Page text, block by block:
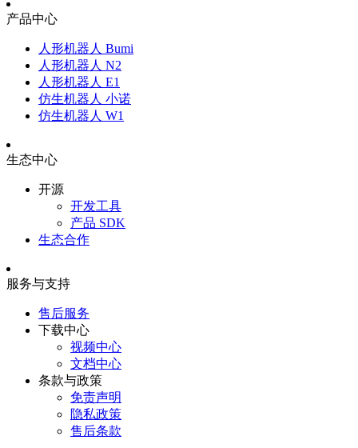
产品中心
人形机器人 Bumi
人形机器人 N2
人形机器人 E1
仿生机器人 小诺
仿生机器人 W1
生态中心
开源
开发工具
产品 SDK
生态合作
服务与支持
售后服务
下载中心
视频中心
文档中心
条款与政策
免责声明
隐私政策
售后条款